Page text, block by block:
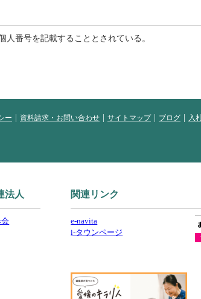
番号を記載することとされている。
ー 資料請求・お問い合わせ サイトマップ ブログ
入
法人 関連リンク
e-navita
i-タウンページ